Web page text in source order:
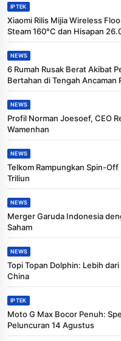
IPTEK
Xiaomi Rilis Mijia Wireless
Steam 160°C dan Hisapan
NEWS
6 Rumah Rusak Berat Akibat
Bertahan di Tengah Ancaman
NEWS
Profil Norman Joesoef, CEO
Wamenhan
NEWS
Telkom Rampungkan Spin-
Triliun
NEWS
Merger Garuda Indonesia
Saham
NEWS
Topi Topan Dolphin: Lebih
China
IPTEK
Moto G Max Bocor Penuh:
Peluncuran 14 Agustus